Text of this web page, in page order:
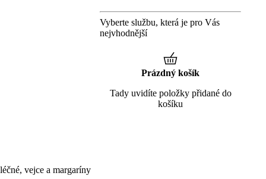
vejce a margaríny
Vyberte službu, která je pro Vás
nejvhodnější
Prázdný košík
Tady uvidíte položky přidané do
košíku